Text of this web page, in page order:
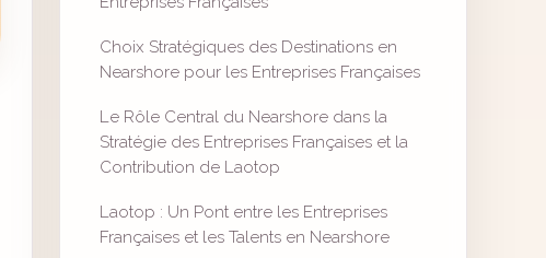
Choix Stratégiques des Destinations en
Nearshore pour les Entreprises Françaises
Le Rôle Central du Nearshore dans la
Stratégie des Entreprises Françaises et la
Contribution de Laotop
Laotop : Un Pont entre les Entreprises
Françaises et les Talents en Nearshore